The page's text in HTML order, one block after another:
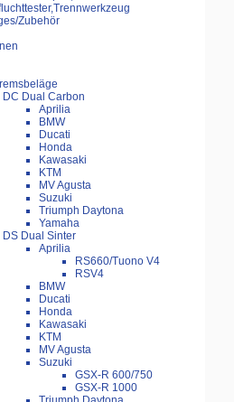
Zubehör
DC Dual Carbon
Aprilia
BMW
Ducati
Honda
Kawasaki
KTM
MV Agusta
Suzuki
Triumph Daytona
Yamaha
DS Dual Sinter
Aprilia
RS660/Tuono V4
RSV4
BMW
Ducati
Honda
Kawasaki
KTM
MV Agusta
Suzuki
GSX-R 600/750
GSX-R 1000